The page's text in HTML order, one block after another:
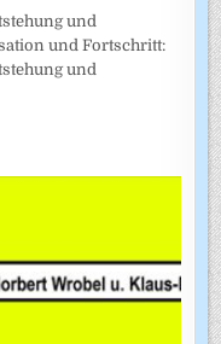
und
und Fortschritt:
und